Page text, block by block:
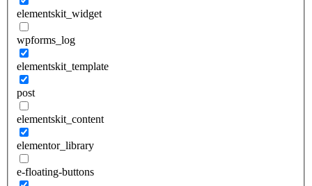
elementskit_widget
wpforms_log
elementskit_template
post
elementskit_content
elementor_library
e-floating-buttons